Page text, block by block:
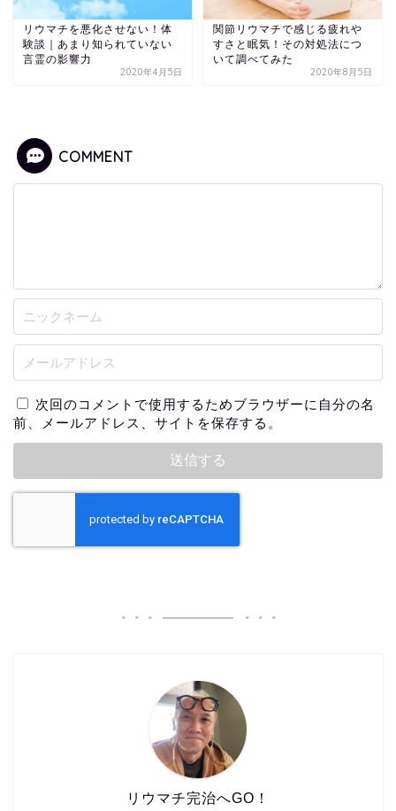
リウマチを悪化させない！体
験談｜あまり知られていない
言霊の影響力
2020年4月5日
関節リウマチで感じる疲れや
すさと眠気！その対処法につ
いて調べてみた
2020年8月5日
COMMENT
次回のコメントで使用するためブラウザーに自分の名
前、メールアドレス、サイトを保存する。
リウマチ完治へGO！